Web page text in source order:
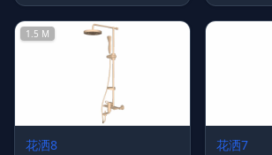
1.5 M
花洒8 花洒7